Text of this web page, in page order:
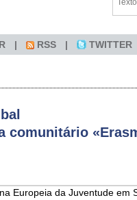
RSS TWITTER
comunitário